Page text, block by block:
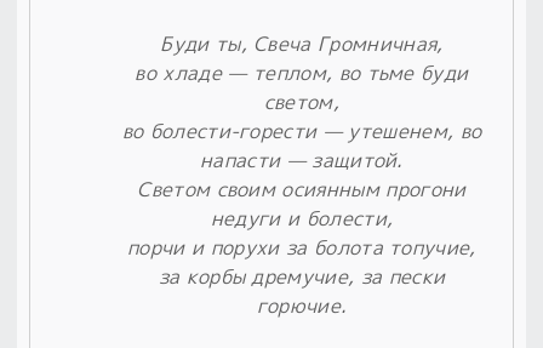
Буди ты, Свеча Громничная,
во хладе — теплом, во тьме буди
светом,
во болести-горести — утешенем, во
напасти — защитой.
Светом своим осиянным прогони
недуги и болести,
порчи и порухи за болота топучие,
за корбы дремучие, за пески
горючие.